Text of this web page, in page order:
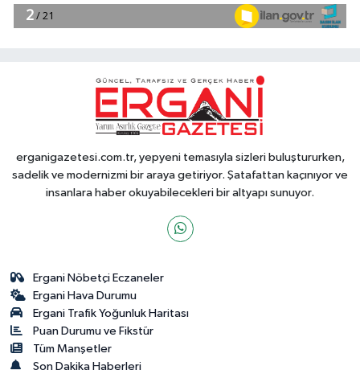
erganigazetesi.com.tr, yepyeni temasıyla sizleri buluştururken,
sadelik ve modernizmi bir araya getiriyor. Şatafattan kaçınıyor ve
insanlara haber okuyabilecekleri bir altyapı sunuyor.
Ergani Nöbetçi Eczaneler
Ergani Hava Durumu
Ergani Trafik Yoğunluk Haritası
Puan Durumu ve Fikstür
Tüm Manşetler
Son Dakika Haberleri